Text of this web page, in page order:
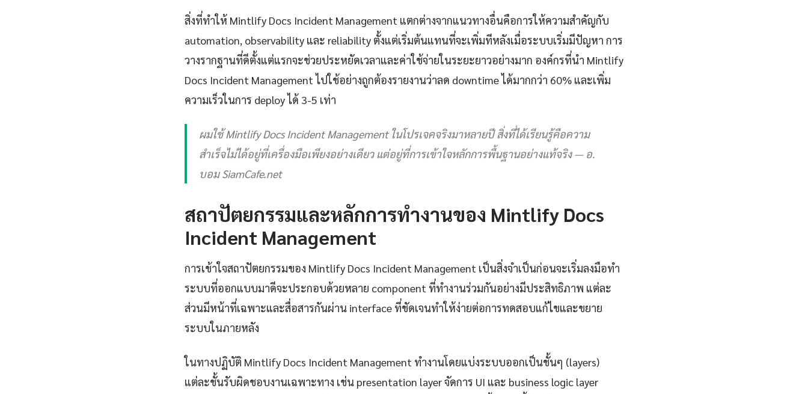
สิ่งที่ทำให้ Mintlify Docs Incident Management แตกต่างจากแนวทางอื่นคือการให้ความสำคัญกับ
automation, observability และ reliability ตั้งแต่เริ่มต้นแทนที่จะเพิ่มทีหลังเมื่อระบบเริ่มมีปัญหา การ
วางรากฐานที่ดีตั้งแต่แรกจะช่วยประหยัดเวลาและค่าใช้จ่ายในระยะยาวอย่างมาก องค์กรที่นำ Mintlify
Docs Incident Management ไปใช้อย่างถูกต้องรายงานว่าลด downtime ได้มากกว่า 60% และเพิ่ม
ความเร็วในการ deploy ได้ 3-5 เท่า
ผมใช้ Mintlify Docs Incident Management ในโปรเจคจริงมาหลายปี สิ่งที่ได้เรียนรู้คือความ
สำเร็จไม่ได้อยู่ที่เครื่องมือเพียงอย่างเดียว แต่อยู่ที่การเข้าใจหลักการพื้นฐานอย่างแท้จริง — อ.
บอม SiamCafe.net
สถาปัตยกรรมและหลักการทำงานของ Mintlify Docs
Incident Management
การเข้าใจสถาปัตยกรรมของ Mintlify Docs Incident Management เป็นสิ่งจำเป็นก่อนจะเริ่มลงมือทำ
ระบบที่ออกแบบมาดีจะประกอบด้วยหลาย component ที่ทำงานร่วมกันอย่างมีประสิทธิภาพ แต่ละ
ส่วนมีหน้าที่เฉพาะและสื่อสารกันผ่าน interface ที่ชัดเจนทำให้ง่ายต่อการทดสอบแก้ไขและขยาย
ระบบในภายหลัง
ในทางปฏิบัติ Mintlify Docs Incident Management ทำงานโดยแบ่งระบบออกเป็นชั้นๆ (layers)
แต่ละชั้นรับผิดชอบงานเฉพาะทาง เช่น presentation layer จัดการ UI และ business logic layer